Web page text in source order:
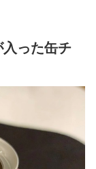
った缶チ